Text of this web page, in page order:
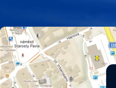
SOUDAL
TIKKURILA